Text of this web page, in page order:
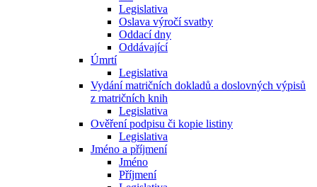
Legislativa
Oslava výročí svatby
Oddací dny
Oddávající
Úmrtí
Legislativa
Vydání matričních dokladů a doslovných výpisů
z matričních knih
Legislativa
Ověření podpisu či kopie listiny
Legislativa
Jméno a příjmení
Jméno
Příjmení